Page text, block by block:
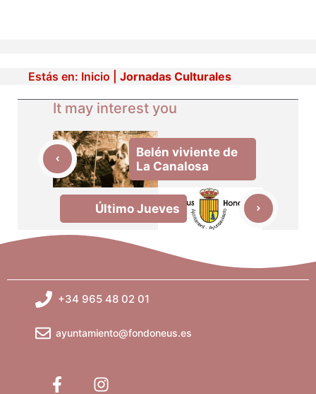
Estás en: Inicio Jornadas Culturales
It may interest you
Belén viviente de
La Canalosa
Último Jueves
+34 965 48 02 01
ayuntamiento@fondoneus.es